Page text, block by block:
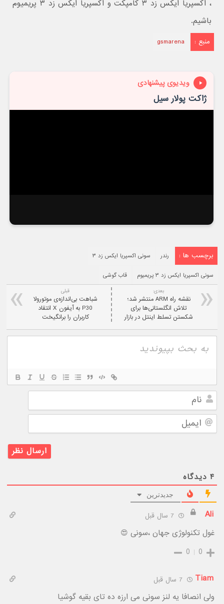
، اکسپریا ایکس زد ۳ کامپکت و اکسپریا ایکس زد ۳ پریمیوم
باشیم.
منبع : gsmarena
ویدیوی پیشنهادی
ژاکت پولار سیل
برچسب ها : رندر سونی اکسپریا ایکس زد ۳
سونی اکسپریا ایکس زد ۳ پریمیوم قاب گوشی
قبلی
شباهت بی‌اندازه‌ی موتورولا
P30 به آیفون X انتقاد
کاربران را برانگیخت
بعدی:
نقشه راه ARM منتشر شد؛
تلاش انگلستانی‌ها برای
شکستن تسلط اینتل در بازار
نام
ایمیل
۴ دیدگاه
جدیدترین
Ali 7 سال قبل
غول تکنولوژی جهان ،سونی 😍
0
0
Tiam
ولی انصافا یه لنز سونی می ارزه ده تای بقیه گوشیا